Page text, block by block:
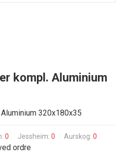
kompl. Aluminium
320x180x35
0 Jessheim: 0 Aurskog: 0
ordre